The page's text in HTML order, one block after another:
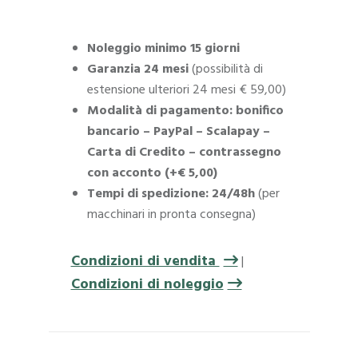
Noleggio minimo 15 giorni
Garanzia 24 mesi(possibilità di
estensione ulteriori 24 mesi € 59,00)
Modalità di pagamento: bonifico
bancario – PayPal – Scalapay –
Carta di Credito – contrassegno
con acconto (+€ 5,00)
Tempi di spedizione: 24/48h(per
macchinari in pronta consegna)
Condizioni di vendita |
Condizioni di noleggio